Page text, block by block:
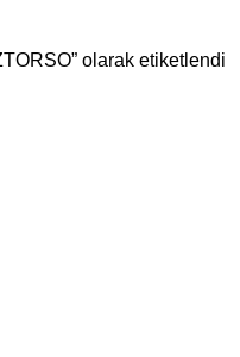
olarak etiketlendi